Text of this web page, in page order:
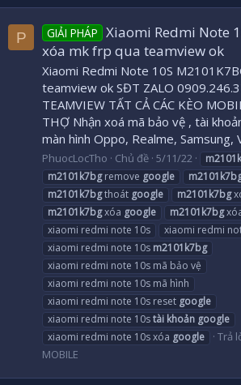
P GIẢI PHÁP Xiaomi Redmi Note
xóa mk frp qua teamview ok
Xiaomi Redmi Note 10S
teamview ok SĐT ZALO
TEAMVIEW TẤT CẢ CÁC KÈO
THỢ Nhận xoá mã bảo vệ , tài
màn hình Oppo, Realme, Samsung,
PhuocLocTho Chủ đề 5/11/22
m2101k7bgremove google
m2101k7bgthoát google m2101k7bg
m2101k7bgxóa google m2101k7bg
xiaomi redmi note 10s
xiaomi redmi
xiaomi redmi note 10s m2101k7bg
xiaomi redmi note 10s mã bảo vệ
xiaomi redmi note 10s mã hình
xiaomi redmi note 10s reset google
xiaomi redmi note 10stài khoản google
xiaomi redmi note 10s xóa google Trả
MOBILE